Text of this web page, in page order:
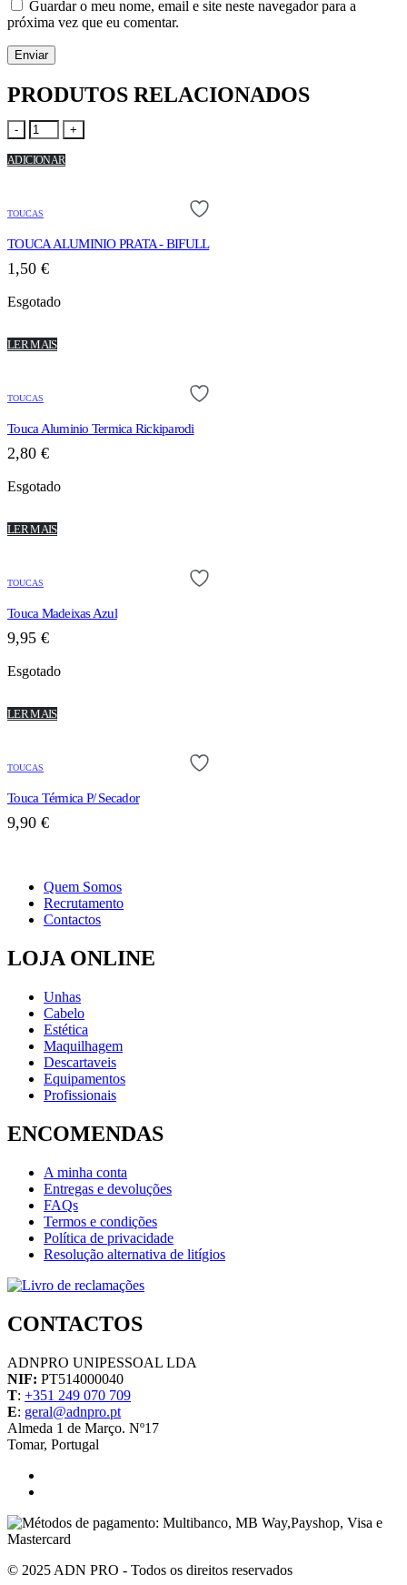
Guardar o meu nome, email e site neste navegador para a
próxima vez que eu comentar.
PRODUTOS RELACIONADOS
- +
ADICIONAR
TOUCAS
TOUCA ALUMINIO PRATA - BIFULL
1,50 €
Esgotado
LER MAIS
TOUCAS
Touca Aluminio Termica Rickiparodi
2,80 €
Esgotado
LER MAIS
TOUCAS
Touca Madeixas Azul
9,95 €
Esgotado
LER MAIS
TOUCAS
Touca Térmica P/ Secador
9,90 €
Quem Somos
Recrutamento
Contactos
LOJA ONLINE
Unhas
Cabelo
Estética
Maquilhagem
Descartaveis
Equipamentos
Profissionais
ENCOMENDAS
A minha conta
Entregas e devoluções
FAQs
Termos e condições
Política de privacidade
Resolução alternativa de litígios
CONTACTOS
ADNPRO UNIPESSOAL LDA
NIF: PT514000040
T: +351 249 070 709
E: geral@adnpro.pt
Almeda 1 de Março. Nº17
Tomar, Portugal
© 2025 ADN PRO - Todos os direitos reservados